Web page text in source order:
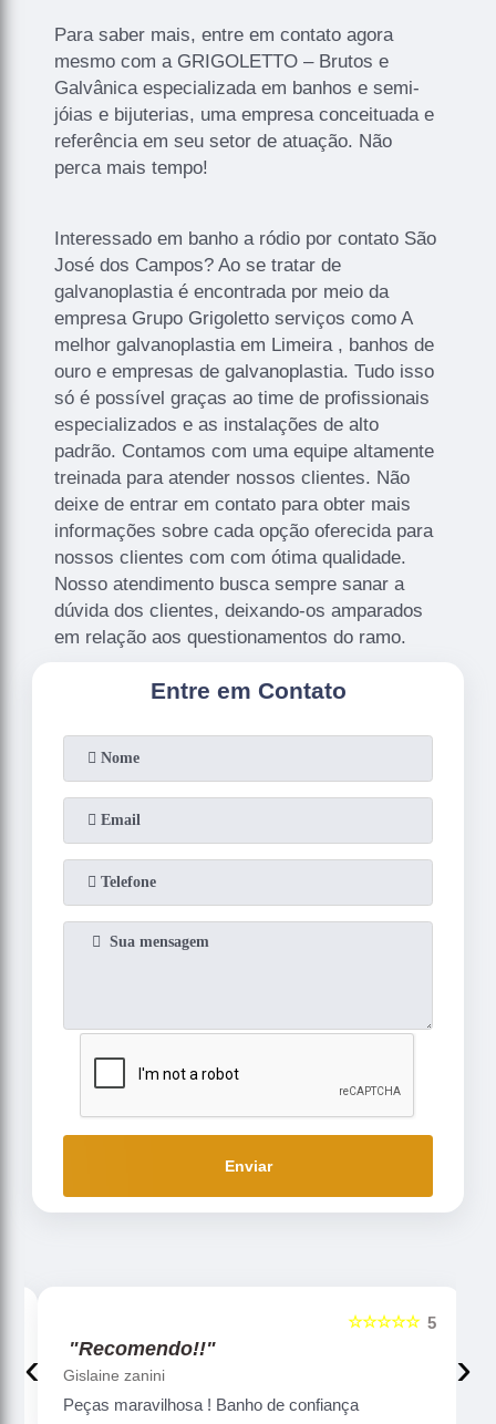
Para saber mais, entre em contato agora
mesmo com a GRIGOLETTO – Brutos e
Galvânica especializada em banhos e semi-
jóias e bijuterias, uma empresa conceituada e
referência em seu setor de atuação. Não
perca mais tempo!
Interessado em banho a ródio por contato São
José dos Campos? Ao se tratar de
galvanoplastia é encontrada por meio da
empresa Grupo Grigoletto serviços como A
melhor galvanoplastia em Limeira , banhos de
ouro e empresas de galvanoplastia. Tudo isso
só é possível graças ao time de profissionais
especializados e as instalações de alto
padrão. Contamos com uma equipe altamente
treinada para atender nossos clientes. Não
deixe de entrar em contato para obter mais
informações sobre cada opção oferecida para
nossos clientes com com ótima qualidade.
Nosso atendimento busca sempre sanar a
dúvida dos clientes, deixando-os amparados
em relação aos questionamentos do ramo.
Entre em Contato
Enviar
5
☆☆☆☆☆
"Recomendo!!"
Gislaine zanini
Peças maravilhosa ! Banho de confiança
‹ ›